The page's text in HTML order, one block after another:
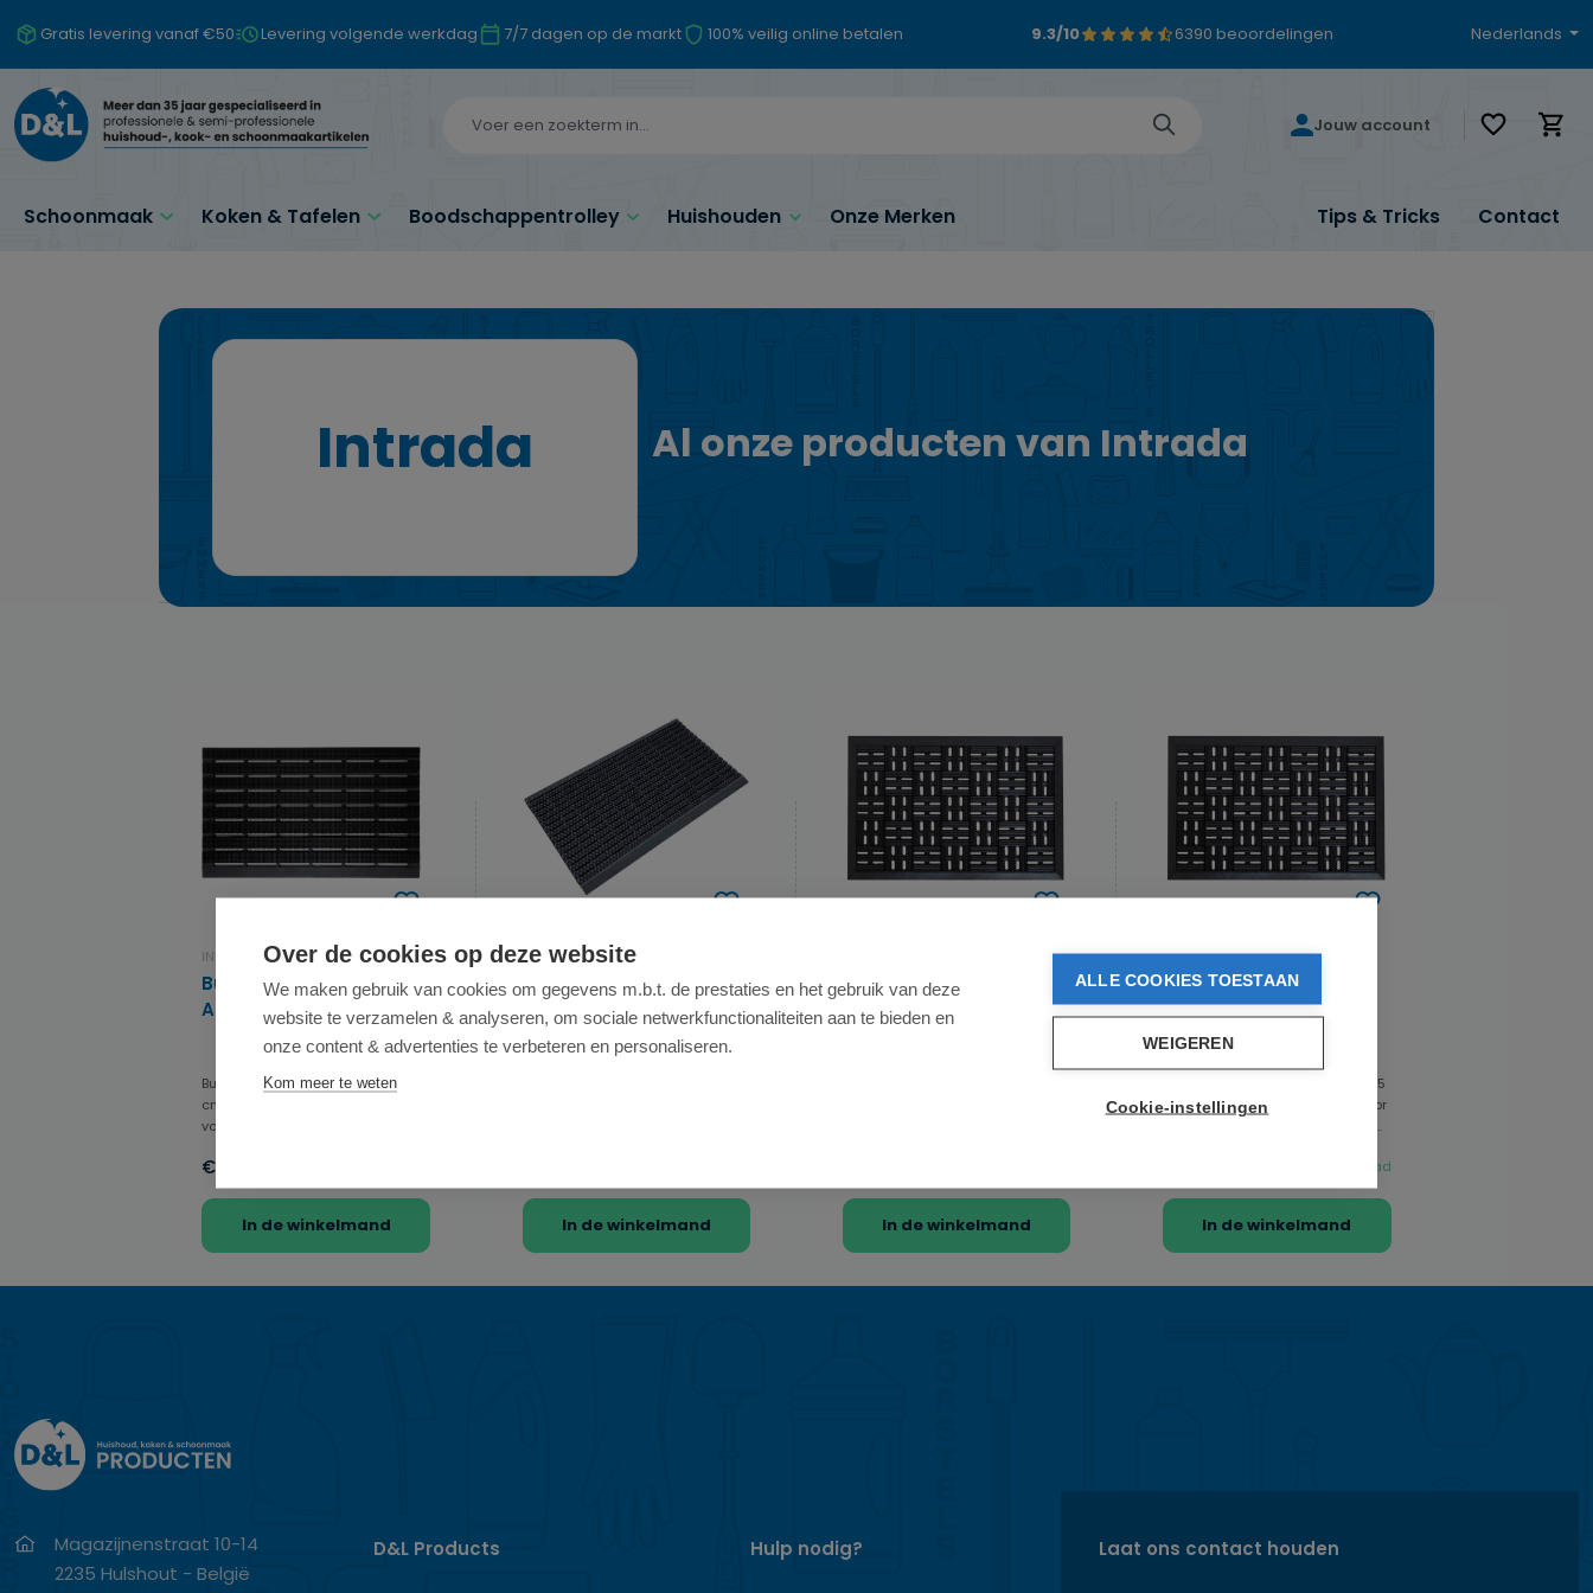
de hoofdinhoud
Ga naar de zoekopdracht
Ga naar de hoofdnavigatie
Gratis levering vanaf €50 Levering volgende werkdag 7/7 dagen op de markt 100% veilig online betalen 9.3/10 6390 beoordelingen Nederlands
Jouw account Je hebt 0
Schoonmaak Koken & Tafelen Boodschappentrolley Huishouden Onze Merken Tips & Tricks Contact
Intrada Al onze producten van Intrada
INTRADA
Buitenmat Hyena -
Antislip - 60 x 90cm
Buitenmat Hyena – 60 x 90
cmProfessionele bescherming
voor elke entreeDe Buitenmat
€ 49,95
In de winkelmand
INTRADA
Buitenmat Jaguar -
Antislip - 45 x 75cm
In de winkelmand
Buitenmat Matador -
Rubber - 40 x 60cm
In de winkelmand
INTRADA
Buitenmat Matador -
Rubber - 45 x 75cm
Buitenmat Matador – Rubber – 45
x 75 cmKrachtige vuilstopper voor
op voorraad
In de winkelmand
Magazijnenstraat 10-14
2235 Hulshout - België
D&L Products Hulp nodig? Laat ons contact houden
Over de cookies op deze website
We maken gebruik van cookies om gegevens m.b.t. de prestaties en het gebruik van deze
website te verzamelen & analyseren, om sociale netwerkfunctionaliteiten aan te bieden en
onze content & advertenties te verbeteren en personaliseren.
Kom meer te weten
ALLE COOKIES TOESTAAN
WEIGEREN
Cookie-instellingen